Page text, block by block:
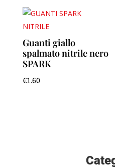
Guanti giallo
spalmato nitrile nero
SPARK
€1.60